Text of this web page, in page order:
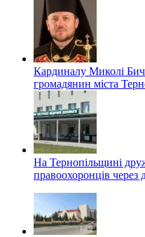
Кардиналу Миколі
громадянин міста
На Тернопільщині
правоохоронців через